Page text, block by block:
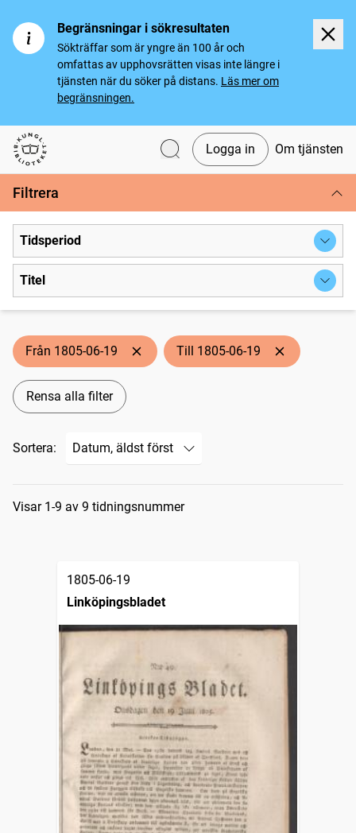
Begränsningar i sökresultaten
Sökträffar som är yngre än 100 år och
omfattas av upphovsrätten visas inte längre i
tjänsten när du söker på distans. Läs mer om
begränsningen.
Svenska tidningar
Logga in Om tjänsten
Filtrera
Tidsperiod
Titel
Från 1805-06-19 Till 1805-06-19
Rensa alla filter
Sortera:
Sökresultat
Visar 1-9 av 9 tidningsnummer
1805-06-19
Linköpingsbladet